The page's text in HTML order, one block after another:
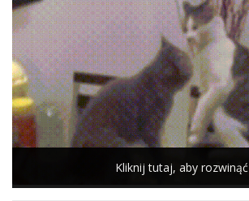
Kliknij tutaj, aby rozwinąć